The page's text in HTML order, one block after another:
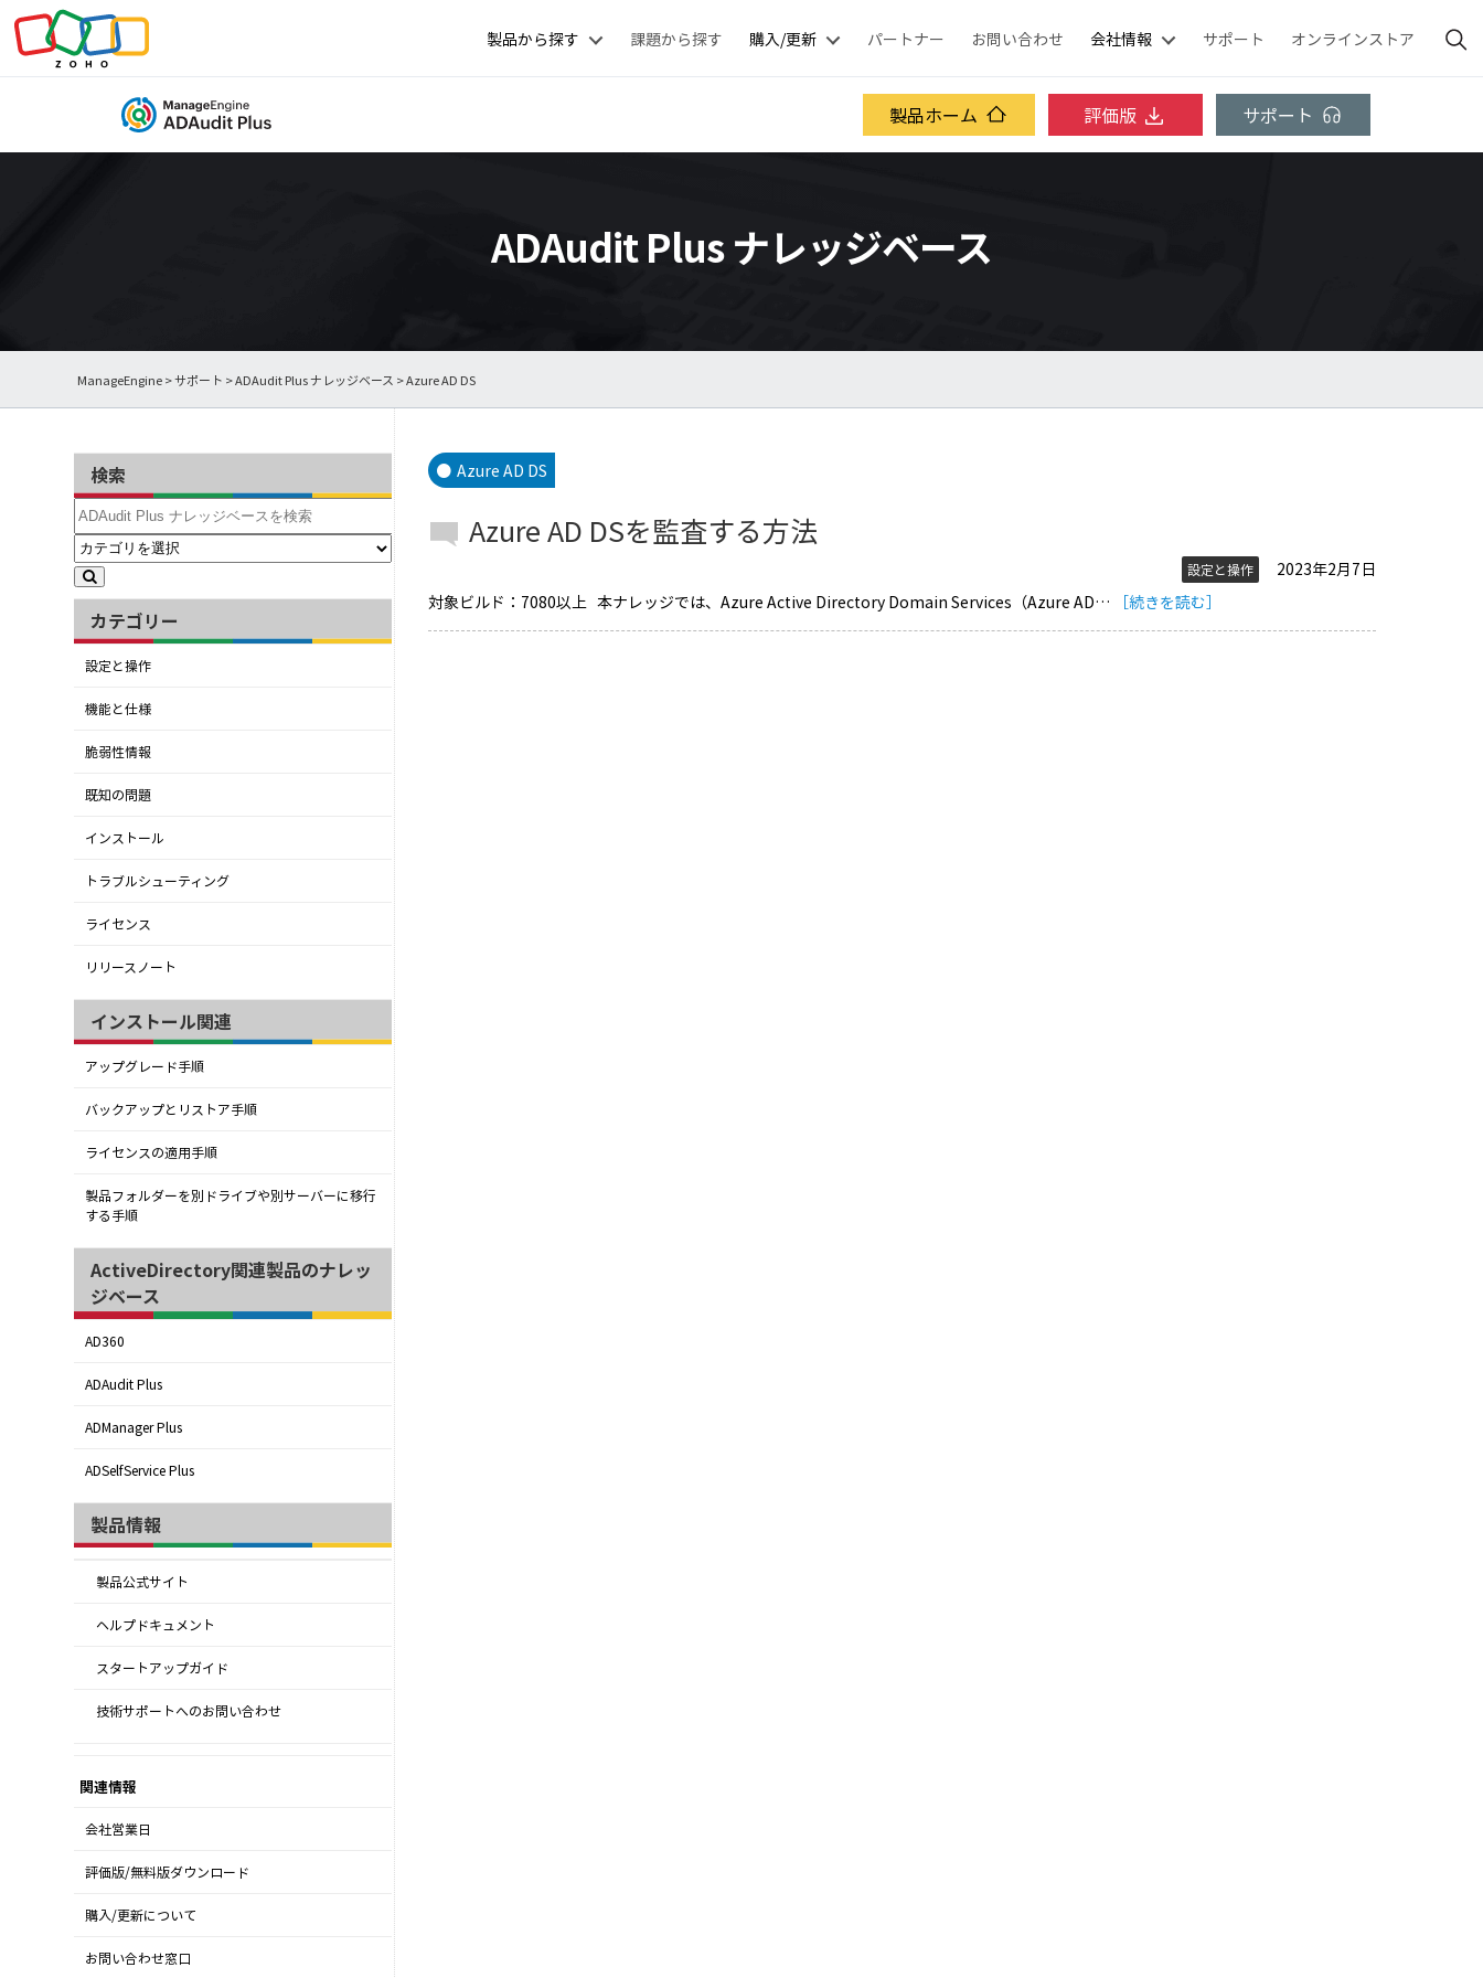
製品から探す 課題から探す 購入/更新 パートナー お問い合わせ 会社情報 サポート オンラインストア
製品ホーム 評価版 サポート
ADAudit Plus ナレッジベース
ManageEngine>サポート >ADAudit Plus ナレッジベース > Azure AD DS
検索
カテゴリー
設定と操作
機能と仕様
脆弱性情報
既知の問題
インストール
トラブルシューティング
ライセンス
リリースノート
インストール関連
アップグレード手順
バックアップとリストア手順
ライセンスの適用手順
製品フォルダーを別ドライブや別サーバーに移行
する手順
ActiveDirectory関連製品のナレッ
ジベース
AD360
ADAudit Plus
ADManager Plus
ADSelfService Plus
製品情報
製品公式サイト
ヘルプドキュメント
スタートアップガイド
技術サポートへのお問い合わせ
関連情報
会社営業日
評価版/無料版ダウンロード
購入/更新について
お問い合わせ窓口
Azure AD DS
Azure AD DSを監査する方法
設定と操作
2023年2月7日
対象ビルド：7080以上 本ナレッジでは、Azure Active Directory Domain Services（Azure AD…
［続きを読む］